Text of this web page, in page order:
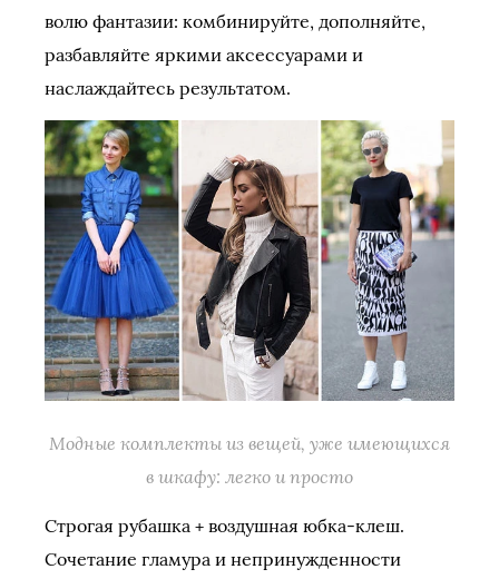
волю фантазии: комбинируйте, дополняйте,
разбавляйте яркими аксессуарами и
наслаждайтесь результатом.
Модные комплекты из вещей, уже имеющихся
в шкафу: легко и просто
Строгая рубашка + воздушная юбка-клеш.
Сочетание гламура и непринужденности